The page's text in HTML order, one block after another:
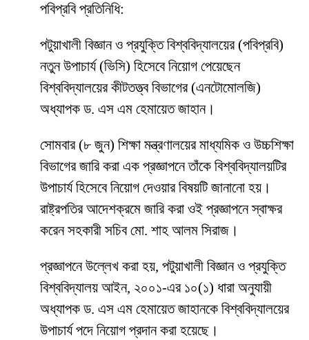
পবিপ্রবি প্রতিনিধি:
পটুয়াখালী বিজ্ঞান ও প্রযুক্তি বিশ্ববিদ্যালয়ের (পবিপ্রবি)
নতুন উপাচার্য (ভিসি) হিসেবে নিয়োগ পেয়েছেন
বিশ্ববিদ্যালয়ের কীটতত্ত্ব বিভাগের (এনটোমোলজি)
অধ্যাপক ড. এস এম হেমায়েত জাহান।
সোমবার (৮ জুন) শিক্ষা মন্ত্রণালয়ের মাধ্যমিক ও উচ্চশিক্ষা
বিভাগের জারি করা এক প্রজ্ঞাপনে তাঁকে বিশ্ববিদ্যালয়টির
উপাচার্য হিসেবে নিয়োগ দেওয়ার বিষয়টি জানানো হয়।
রাষ্ট্রপতির আদেশক্রমে জারি করা ওই প্রজ্ঞাপনে স্বাক্ষর
করেন সহকারী সচিব মো. শাহ আলম সিরাজ।
প্রজ্ঞাপনে উল্লেখ করা হয়, পটুয়াখালী বিজ্ঞান ও প্রযুক্তি
বিশ্ববিদ্যালয় আইন, ২০০১-এর ১০(১) ধারা অনুযায়ী
অধ্যাপক ড. এস এম হেমায়েত জাহানকে বিশ্ববিদ্যালয়ের
উপাচার্য পদে নিয়োগ প্রদান করা হয়েছে।